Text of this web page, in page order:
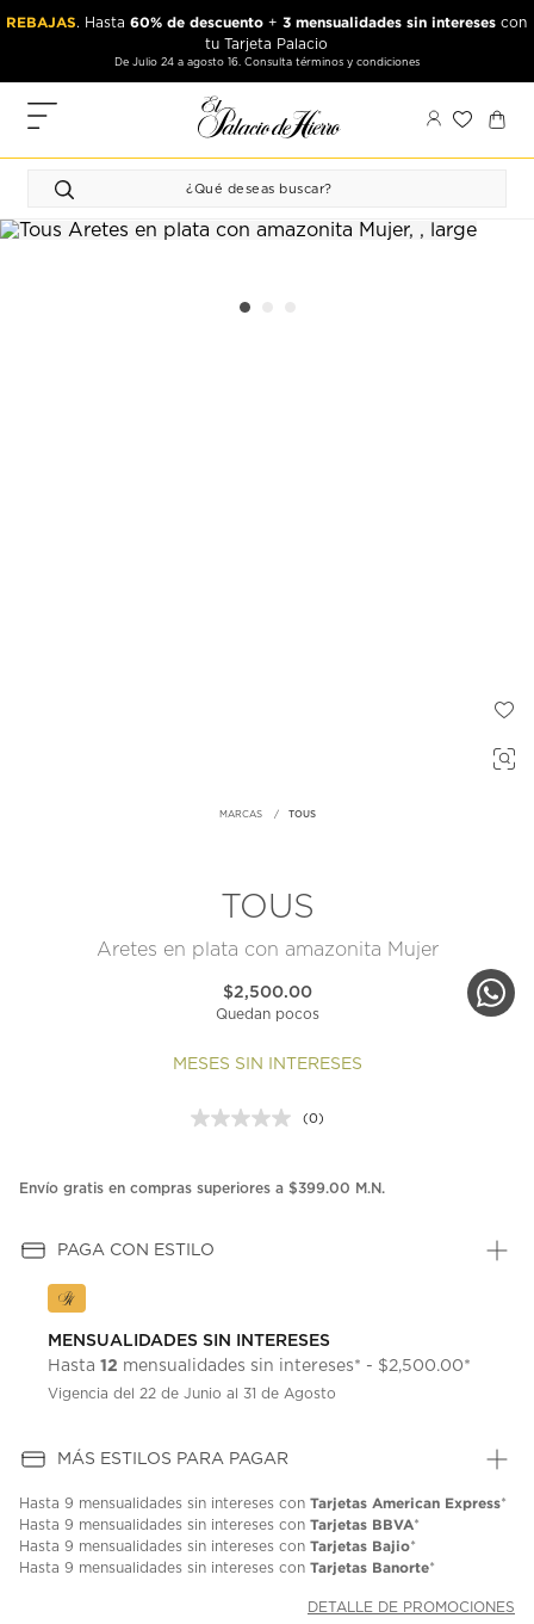
al
principal
al
de
pie
REBAJAS. Hasta60% de descuento +3 mensualidades sin intereses con
tu Tarjeta Palacio
De Julio 24 a agosto 16. Consulta términos y condiciones
MIS
FAVORITOS
PERFIL
MARCAS TOUS
TOUS
Aretes en plata con amazonita Mujer
$2,500.00
Quedan pocos
MESES SIN INTERESES
Sin
en
(0)
Envío gratis en compras superiores a $399.00 M.N.
PAGA CON ESTILO
MENSUALIDADES SIN INTERESES
Hasta 12 mensualidades sin intereses* - $2,500.00*
Vigencia del 22 de Junio al 31 de Agosto
MÁS ESTILOS PARA PAGAR
Hasta 9 mensualidades sin intereses con Tarjetas American Express*
Hasta 9 mensualidades sin intereses con Tarjetas BBVA*
Hasta 9 mensualidades sin intereses con Tarjetas Bajio*
Hasta 9 mensualidades sin intereses con Tarjetas Banorte*
DETALLE DE PROMOCIONES